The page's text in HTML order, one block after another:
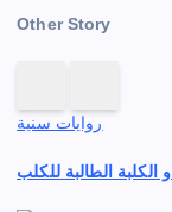
Other Story
روايات سنية
الكلبة الطالبة للكلب